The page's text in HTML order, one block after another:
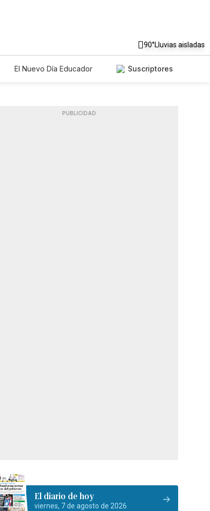
90°Lluvias aisladas
El Nuevo Día Educador
Suscriptores
PUBLICIDAD
El diario de hoy
viernes, 7 de agosto de 2026